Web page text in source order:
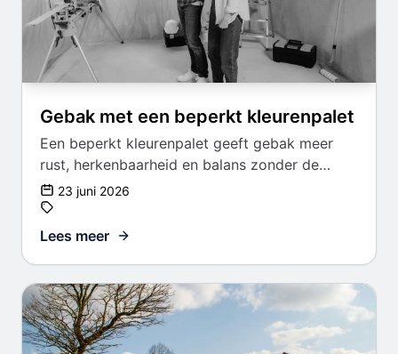
Gebak met een beperkt kleurenpalet
Een beperkt kleurenpalet geeft gebak meer
rust, herkenbaarheid en balans zonder de
presentatie saai te maken.
23 juni 2026
Lees meer